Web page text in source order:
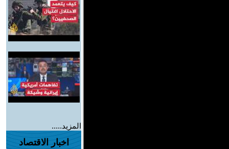
المزيد.....
اخبار الاقتصاد